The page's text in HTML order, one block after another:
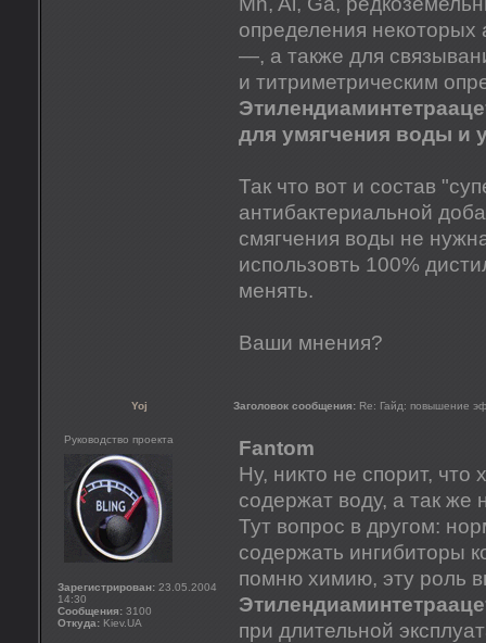
определения
—, а также для
и титриметрическим
для умягчения воды и
Так что вот и состав
антибактериальной
смягчения воды не
использовть 100%
менять.
Ваши мнения?
Yoj Заголовок сообщения: Re: Гайд: повышение
Руководство проекта
Зарегистрирован: 23.05.2004
14:30
Сообщения: 3100
Откуда: Kiev.UA
Fantom
Ну, никто не спорит,
содержат воду, а так же
Тут вопрос в другом:
содержать ингибиторы
помню химию, эту роль
при длительной